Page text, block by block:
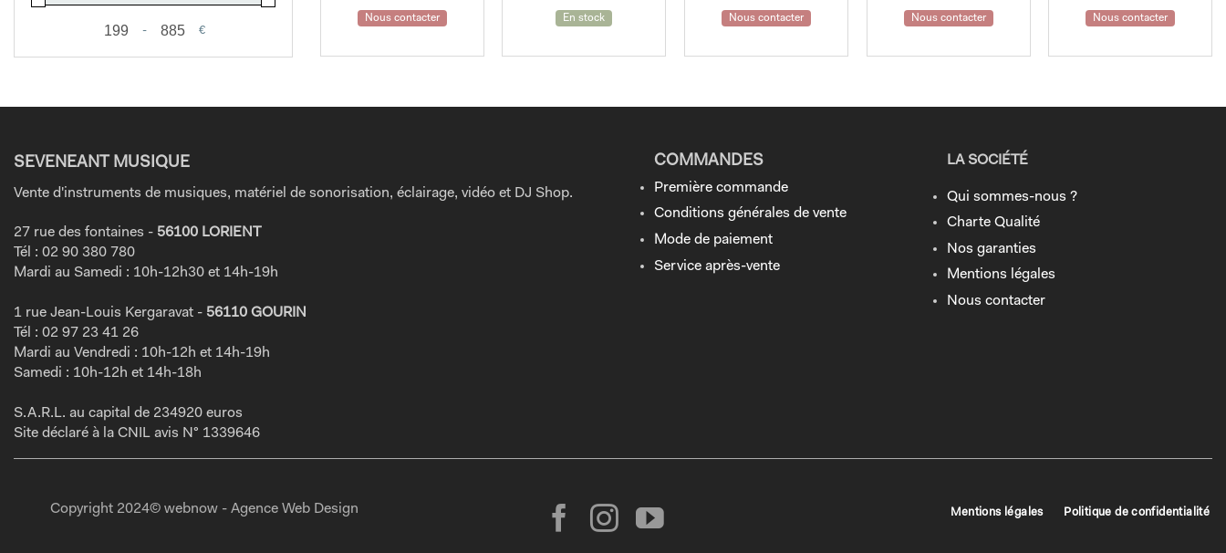
- €
Nous contacter En stock Nous contacter Nous contacter Nous contacter
SEVENEANT MUSIQUE
Vente d'instruments de musiques, matériel de sonorisation, éclairage, vidéo et DJ Shop.
27 rue des fontaines - 56100 LORIENT
Tél : 02 90 380 780
Mardi au Samedi : 10h-12h30 et 14h-19h
1 rue Jean-Louis Kergaravat - 56110 GOURIN
Tél : 02 97 23 41 26
Mardi au Vendredi : 10h-12h et 14h-19h
Samedi : 10h-12h et 14h-18h
S.A.R.L. au capital de 234920 euros
Site déclaré à la CNIL avis N° 1339646
COMMANDES
Première commande
Conditions générales de vente
Mode de paiement
Service après-vente
LA SOCIÉTÉ
Qui sommes-nous ?
Charte Qualité
Nos garanties
Mentions légales
Nous contacter
Copyright 2024© webnow - Agence Web Design Mentions légales Politique de confidentialité